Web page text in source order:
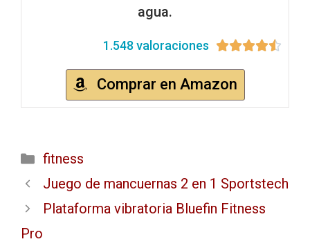
agua.
1.548 valoraciones 
Comprar en Amazon
fitness
Juego de mancuernas 2 en 1 Sportstech
Plataforma vibratoria Bluefin Fitness
Pro